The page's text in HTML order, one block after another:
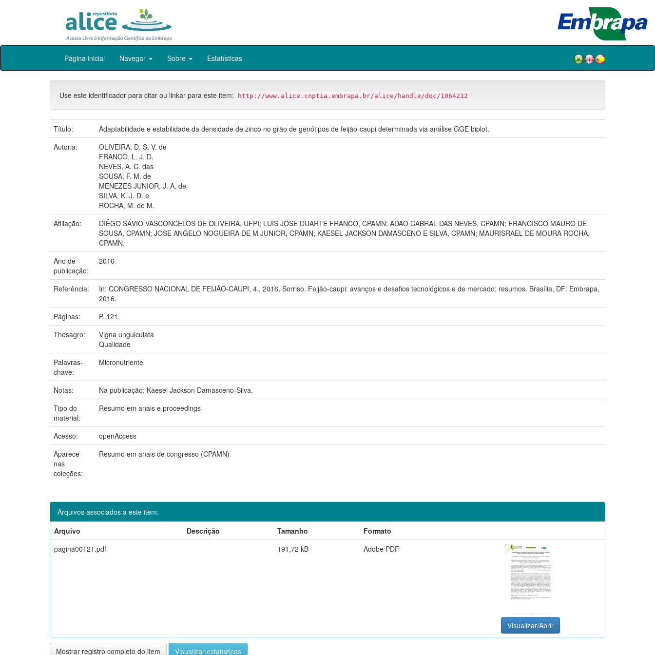
Skip
Página inicial Navegar Sobre Estatísticas
Use este identificador para citar ou linkar para este item: http://www.alice.cnptia.embrapa.br/alice/handle/doc/1064212
Título:
Adaptabilidade e estabilidade da densidade de zinco no grão de genótipos de feijão-caupi determinada via análise GGE biplot.
Autoria:
OLIVEIRA, D. S. V. de
FRANCO, L. J. D.
NEVES, A. C. das
SOUSA, F. M. de
MENEZES JUNIOR, J. A. de
SILVA, K. J. D. e
ROCHA, M. de M.
Afiliação:
DIÊGO SÁVIO VASCONCELOS DE OLIVEIRA, UFPI; LUIS JOSE DUARTE FRANCO, CPAMN; ADAO CABRAL DAS NEVES, CPAMN; FRANCISCO MAURO DE
SOUSA, CPAMN; JOSE ANGELO NOGUEIRA DE M JUNIOR, CPAMN; KAESEL JACKSON DAMASCENO E SILVA, CPAMN; MAURISRAEL DE MOURA ROCHA,
CPAMN.
Ano de
publicação:
2016
Referência:
In: CONGRESSO NACIONAL DE FEIJÃO-CAUPI, 4., 2016, Sorriso. Feijão-caupi: avanços e desafios tecnológicos e de mercado: resumos. Brasília, DF: Embrapa,
2016.
Páginas:
P. 121.
Thesagro:
Vigna unguiculata
Qualidade
Palavras-
chave:
Micronutriente
Notas:
Na publicação: Kaesel Jackson Damasceno-Silva.
Tipo do
material:
Resumo em anais e proceedings
Acesso:
openAccess
Aparece
nas
coleções:
Resumo em anais de congresso (CPAMN)
Arquivos associados a este item:
Arquivo
Descrição Tamanho
Formato
pagina00121.pdf
191,72 kB Adobe PDF
Visualizar/Abrir
Mostrar registro completo do item Visualizar estatísticas